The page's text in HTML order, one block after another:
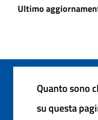
Ultimo
Quanto sono
su questa